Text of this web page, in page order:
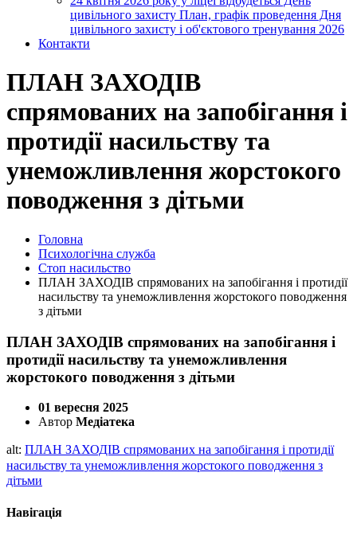
цивільного захисту План, графік проведення Дня
цивільного захисту і об'єктового тренування 2026
Контакти
ПЛАН ЗАХОДІВ
спрямованих на запобігання і
протидії насильству та
унеможливлення жорстокого
поводження з дітьми
Головна
Психологічна служба
Стоп насильство
ПЛАН ЗАХОДІВ спрямованих на запобігання і протидії
насильству та унеможливлення жорстокого поводження
з дітьми
ПЛАН ЗАХОДІВ спрямованих на запобігання і
протидії насильству та унеможливлення
жорстокого поводження з дітьми
01 вересня 2025
Автор Медіатека
alt: ПЛАН ЗАХОДІВ спрямованих на запобігання і протидії
насильству та унеможливлення жорстокого поводження з
дітьми
Навігація